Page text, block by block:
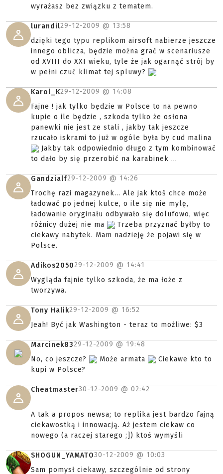
wyrażasz bez związku z tematem.
lurandil29-12-2009 @ 13:58
dzięki tego typu replikom airsoft nabierze jeszcze
innego oblicza, będzie można grać w scenariusze
od XVIII do XXI wieku, tyle że jak ogarnąć strój by
w pełni czuć klimat tej spluwy?
Karol_K29-12-2009 @ 14:08
Fajne ! jak tylko będzie w Polsce to na pewno
kupie o ile będzie , szkoda tylko że osłona
panewki nie jest ze stali , jakby tak jeszcze
rzucało iskrami to już w ogóle była by cud malina
Jakby tak odpowiednio długo z tym kombinować
to dało by się przerobić na karabinek ...
Gandzialf29-12-2009 @ 14:26
Trochę razi magazynek... Ale jak ktoś chce może
ładować po jednej kulce, o ile się nie mylę,
ładowanie oryginału odbywało się dolufowo, więc
różnicy dużej nie ma
Trzeba przyznać byłby to
ciekawy nabytek. Mam nadzieję że pojawi się w
Polsce.
Adikos205029-12-2009 @ 14:41
Wygląda fajnie tylko szkoda, że ma łoże z
tworzywa.
Tony Halik29-12-2009 @ 16:52
Jeah! Być jak Washington - teraz to możliwe: $3
Marcinek8329-12-2009 @ 19:48
No, co jeszcze?
Może armata
Ciekawe kto to
kupi w Polsce?
Cheatmaster30-12-2009 @ 02:42
A tak a propos newsa; to replika jest bardzo fajną
ciekawostką i innowacją. Aż jestem ciekaw co
nowego (a raczej starego ;]) ktoś wymyśli
SHOGUN_YAMATO30-12-2009 @ 10:03
Sam pomysł ciekawy, szczególnie od strony